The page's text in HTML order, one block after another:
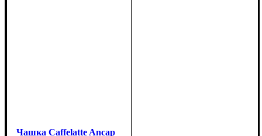
Чашка Caffelatte Ancap